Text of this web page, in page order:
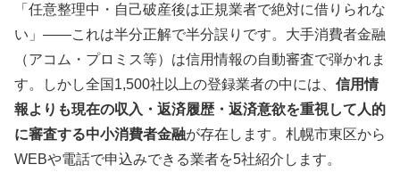
「任意整理中・自己破産後は正規業者で絶対に借りられな
い」——これは半分正解で半分誤りです。大手消費者金融
（アコム・プロミス等）は信用情報の自動審査で弾かれま
す。しかし全国1,500社以上の登録業者の中には、 信用情
報よりも現在の収入・返済履歴・返済意欲を重視して人的
に審査する中小消費者金融が存在します。札幌市東区から
WEBや電話で申込みできる業者を5社紹介します。